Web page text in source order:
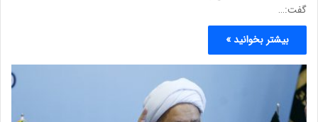
گفت:…
بیشتر بخوانید »